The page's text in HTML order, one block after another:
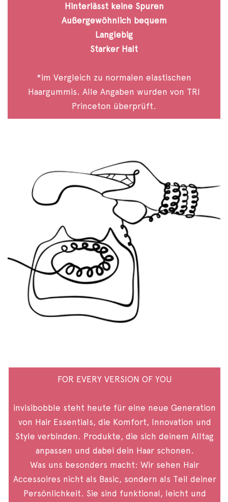
Hinterlässt keine Spuren
Außergewöhnlich bequem
Langlebig
Starker Halt
*im Vergleich zu normalen elastischen
Haargummis. Alle Angaben wurden von TRI
Princeton überprüft.
FOR EVERY VERSION OF YOU
invisibobble steht heute für eine neue Generation
von Hair Essentials, die Komfort, Innovation und
Style verbinden. Produkte, die sich deinem Alltag
anpassen und dabei dein Haar schonen.
Was uns besonders macht: Wir sehen Hair
Accessoires nicht als Basic, sondern als Teil deiner
Persönlichkeit. Sie sind funktional, leicht und